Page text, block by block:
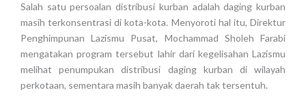
Salah satu persoalan distribusi kurban adalah daging kurban
masih terkonsentrasi di kota-kota. Menyoroti hal itu, Direktur
Penghimpunan Lazismu Pusat, Mochammad Sholeh Farabi
mengatakan program tersebut lahir dari kegelisahan Lazismu
melihat penumpukan distribusi daging kurban di wilayah
perkotaan, sementara masih banyak daerah tak tersentuh.